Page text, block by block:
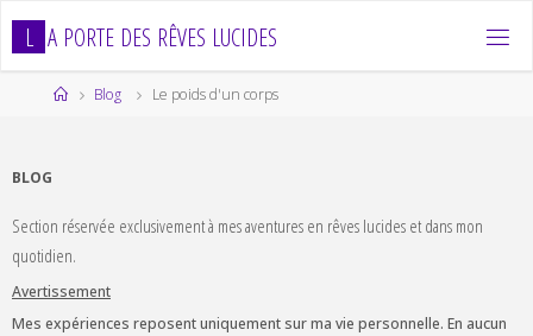
L A PORTE DES RÊVES LUCIDES
HomeBlog Le poids d'un corps
BLOG
Section réservée exclusivement à mes aventures en rêves lucides et dans mon
quotidien.
Avertissement
Mes expériences reposent uniquement sur ma vie personnelle. En aucun